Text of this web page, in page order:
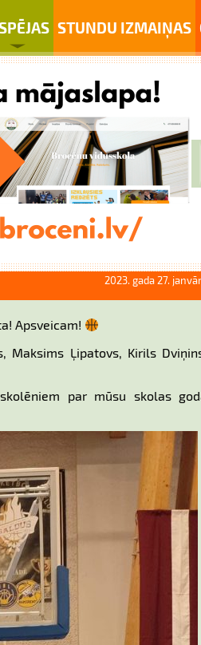
STUNDU IZMAIŅAS
2023. gada 27.
Apsveicam!
Maksims Ļipatovs, Kirils
par mūsu skolas